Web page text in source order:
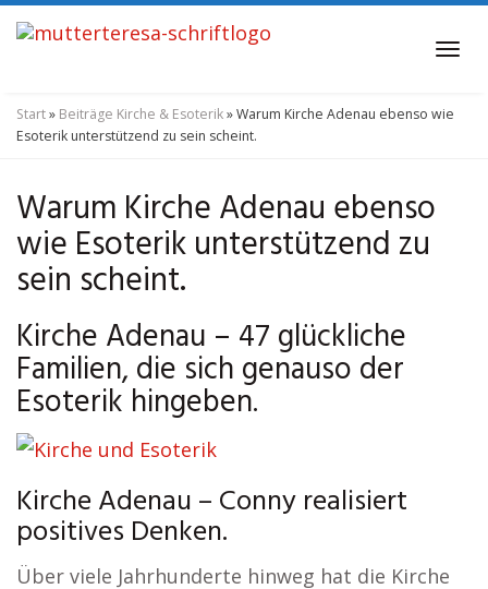
Skip
to
content
Start» Beiträge Kirche & Esoterik»Warum Kirche Adenau ebenso wie
Esoterik unterstützend zu sein scheint.
Warum Kirche Adenau ebenso
wie Esoterik unterstützend zu
sein scheint.
Kirche Adenau – 47 glückliche
Familien, die sich genauso der
Esoterik hingeben.
Kirche Adenau – Conny realisiert
positives Denken.
Über viele Jahrhunderte hinweg hat die Kirche